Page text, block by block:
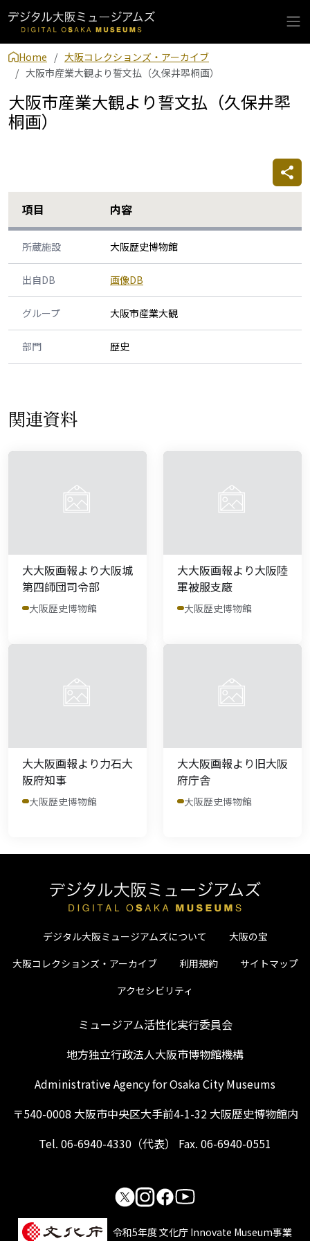
Home
大阪コレクションズ・アーカイブ
大阪市産業大観より誓文払（久保井翆桐画）
大阪市産業大観より誓文払（久保井翆
桐画）
項目 内容
所蔵施設 大阪歴史博物館
出自DB 画像DB
グループ 大阪市産業大観
部門 歴史
関連資料
大大阪画報より大阪城
第四師団司令部
大阪歴史博物館
大大阪画報より大阪陸
軍被服支廠
大阪歴史博物館
大大阪画報より力石大
阪府知事
大阪歴史博物館
大大阪画報より旧大阪
府庁舎
大阪歴史博物館
デジタル大阪ミュージアムズについて
大阪の宝
大阪コレクションズ・アーカイブ
利用規約
サイトマップ
アクセシビリティ
ミュージアム活性化実行委員会
地方独立行政法人大阪市博物館機構
Administrative Agency for Osaka City Museums
〒540-0008 大阪市中央区大手前4-1-32 大阪歴史博物館内
Tel. 06-6940-4330（代表） Fax. 06-6940-0551
令和5年度 文化庁 Innovate Museum事業